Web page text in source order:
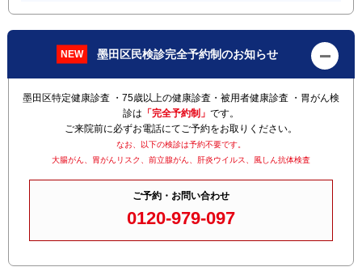
墨田区民検診完全予約制のお知らせ
墨田区特定健康診査 ・75歳以上の健康診査・被用者健康診査 ・胃がん検
診は 「完全予約制」 です。
ご来院前に必ずお電話にてご予約をお取りください。
なお、以下の検診は予約不要です。
大腸がん、胃がんリスク、前立腺がん、肝炎ウイルス、風しん抗体検査
ご予約・お問い合わせ
0120-979-097